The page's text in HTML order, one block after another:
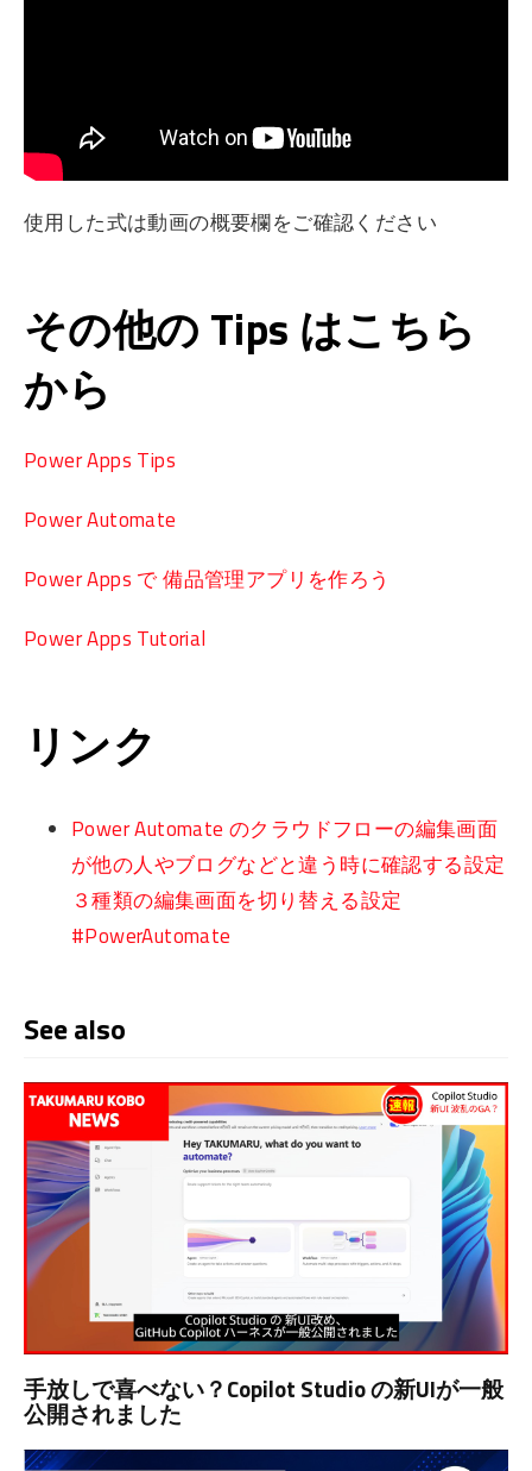
使用した式は動画の概要欄をご確認ください
その他の Tips はこちら
から
Power Apps Tips
Power Automate
Power Apps で 備品管理アプリを作ろう
Power Apps Tutorial
リンク
Power Automate のクラウドフローの編集画面
が他の人やブログなどと違う時に確認する設定
３種類の編集画面を切り替える設定
#PowerAutomate
See also
手放しで喜べない？Copilot Studio の新UIが一般
公開されました